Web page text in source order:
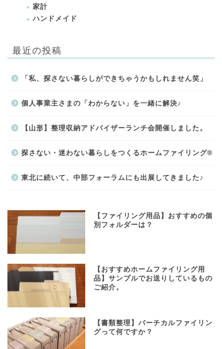
家計
ハンドメイド
最近の投稿
「私、探さない暮らしができちゃうかもしれません笑」
個人事業主さまの「わからない」を一緒に解決♪
【山形】整理収納アドバイザーランチ会開催しました。
探さない・迷わない暮らしをつくるホームファイリング®
東北に続いて、中部フォーラムにも出展してきました♪
【ファイリング用品】おすすめの個
別フォルダーは？
【おすすめホームファイリング用
品】サンプルでお送りしているもの
ご紹介。
【書類整理】バーチカルファイリン
グって何ですか？